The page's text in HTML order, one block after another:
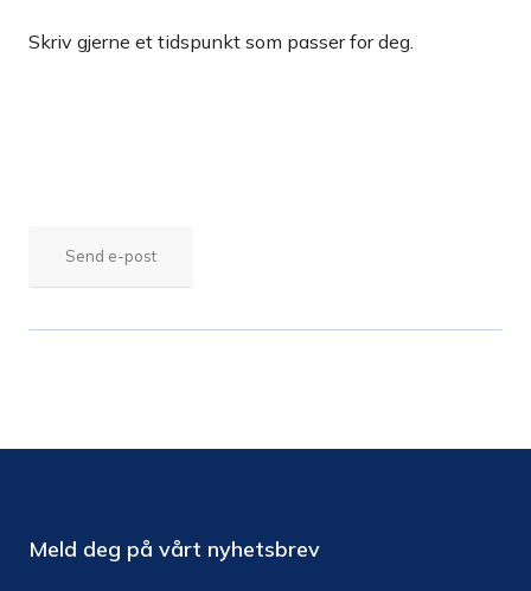
Skriv gjerne et tidspunkt som passer for deg.
Send e-post
Meld deg på vårt nyhetsbrev